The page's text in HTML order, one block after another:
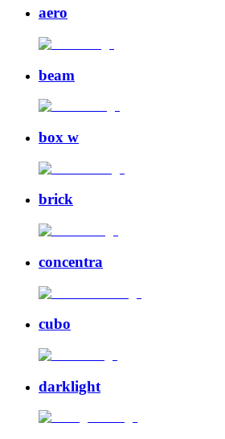
aero
beam
box w
brick
concentra
cubo
darklight